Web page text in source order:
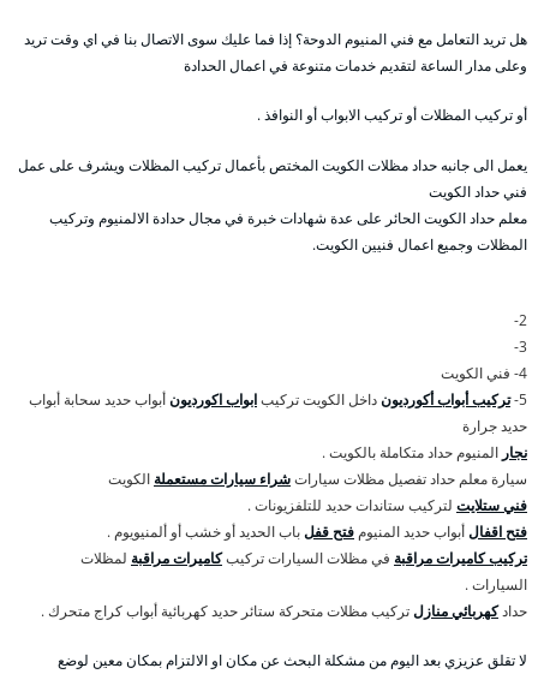
هل تريد التعامل مع فني المنيوم الدوحة؟ إذا فما عليك سوى الاتصال بنا في اي وقت تريد
وعلى مدار الساعة لتقديم خدمات متنوعة في اعمال الحدادة
أو تركيب المظلات أو تركيب الابواب أو النوافذ .
يعمل الى جانبه حداد مظلات الكويت المختص بأعمال تركيب المظلات ويشرف على عمل
فني حداد الكويت
معلم حداد الكويت الحائر على عدة شهادات خبرة في مجال حدادة الالمنيوم وتركيب
المظلات وجميع اعمال فنيين الكويت.
2-
3-
4- فني الكويت
5- تركيب أبواب أكورديونداخل الكويت تركيبابواب اكورديونأبواب حديد سحابة أبواب
حديد جرارة
نجار المنيوم حداد متكاملة بالكويت .
سيارة معلم حداد تفصيل مظلات سياراتشراء سيارات مستعملة الكويت
فني ستلايت لتركيب ستاندات حديد للتلفزيونات .
فتح اقفالأبواب حديد المنيوم فتح قفلباب الحديد أو خشب أو ألمنيويوم .
تركيب كاميرات مراقبة في مظلات السيارات تركيبكاميرات مراقبة لمظلات
السيارات .
حدادكهربائي منازلتركيب مظلات متحركة ستائر حديد كهربائية أبواب كراج متحرك .
لا تقلق عزيزي بعد اليوم من مشكلة البحث عن مكان او الالتزام بمكان معين لوضع